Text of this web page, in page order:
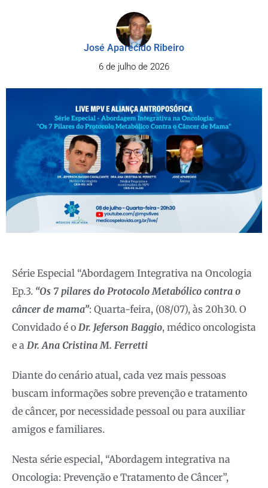
José Aparecido Ribeiro
6 de julho de 2026
Série Especial “Abordagem Integrativa na Oncologia
Ep.3. “Os 7 pilares do Protocolo Metabólico contra o
câncer de mama”: Quarta-feira, (08/07), às 20h30. O
Convidado é o Dr. Jeferson Baggio, médico oncologista
e a Dr. Ana Cristina M. Ferretti
Diante do cenário atual, cada vez mais pessoas
buscam informações sobre prevenção e tratamento
de câncer, por necessidade pessoal ou para auxiliar
amigos e familiares.
Nesta série especial, “Abordagem integrativa na
Oncologia: Prevenção e Tratamento de Câncer”,